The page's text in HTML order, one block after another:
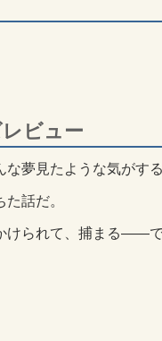
ビュー
夢見たような気がする
話だ。
けられて、捕まる――